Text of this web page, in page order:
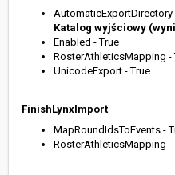
Katalog wyjściowy
Enabled - True
RosterAthleticsMapping -
UnicodeExport - True
FinishLynxImport
MapRoundIdsToEvents -
RosterAthleticsMapping -